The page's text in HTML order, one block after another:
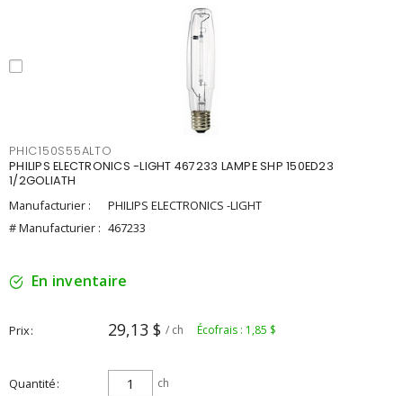
PHIC150S55ALTO
PHILIPS ELECTRONICS -LIGHT 467233 LAMPE SHP 150ED23
1/2GOLIATH
Manufacturier :
PHILIPS ELECTRONICS -LIGHT
# Manufacturier : 467233
En inventaire
Prix 29,13 $ / ch Écofrais : 1,85 $
Quantité ch